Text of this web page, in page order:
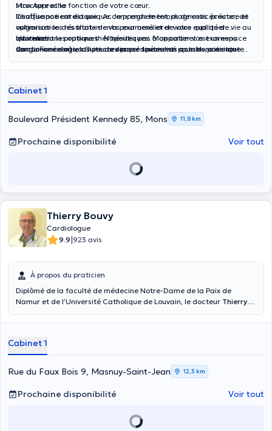
structure et la fonction de votre cœur.
Insuffisance cardiaque :Accompagnement, diagnostic précoce et
optimisation des traitements pour améliorer votre qualité de vie au
quotidien.
Cardio-oncologie :Suivi cardiaque spécialisé pour les patients
éventuels effets secondaires des traitements (chimiothérapie,
Mon Approche
Chaque patient est unique. Je prends le temps de vous écouter, de
vulgariser les résultats de vos examens et de vous expliquer
clairement les options thérapeutiques. Mon cabinet est un espace
de confiance où vous pourrez poser toutes vos questions en toute
Informations pratiques :N'hésitez pas à apporter vos examens
sanguins récents, la liste de vos médicaments actuels, ainsi que
consultation.
Cabinet 1
Boulevard Président Kennedy 85, Mons 11,8 km
Prochaine disponibilité Voir tout
Thierry Bouvy
Cardiologue
9.9|923 avis
À propos du praticien
Diplômé de la faculté de médecine Notre-Dame de la Paix de
Namur et de l’Université Catholique de Louvain, le docteur Thierry
interventionnelle. Il reçoit ses patients à son cabinet privé à Masnuy-
échographies cardiaques, l’ECG d’effort, les problèmes
d’hypertension ou d’hypotension. Vous pouvez le consulter pour un
suivi de votre maladie cardiaque ou pour réaliser un pacemaker.
Pour découvrir son CV, référez-vous à son internet : www.drbouvy.be.
Pour réserver un rendez-vous avec lui, contactez le +3265348952 ou
passez par son site internet.
Cabinet 1
Rue du Faux Bois 9, Masnuy-Saint-Jean 12,3 km
Prochaine disponibilité Voir tout